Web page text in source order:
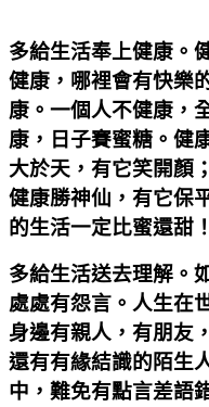
多給生活奉上健康。
健康，哪裡會有快樂
康。一個人不健康，
康，日子賽蜜糖。健
大於天，有它笑開顏
健康勝神仙，有它保
的生活一定比蜜還甜！
多給生活送去理解。
處處有怨言。人生在
身邊有親人，有朋友
還有有緣結識的陌生
中，難免有點言差語